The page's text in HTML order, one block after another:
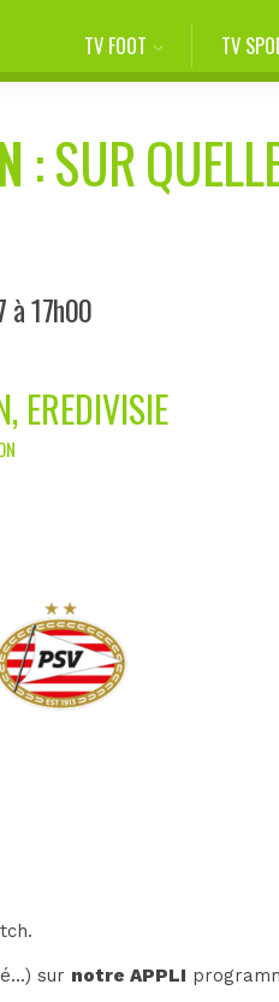
TV FOOT TV
: SUR
à 17h00
EREDIVISIE
sur notre APPLI